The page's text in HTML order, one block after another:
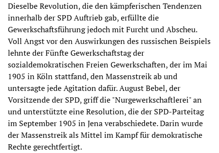
Dieselbe Revolution, die den kämpferischen Tendenzen
innerhalb der SPD Auftrieb gab, erfüllte die
Gewerkschaftsführung jedoch mit Furcht und Abscheu.
Voll Angst vor den Auswirkungen des russischen Beispiels
lehnte der Fünfte Gewerkschaftstag der
sozialdemokratischen Freien Gewerkschaften, der im Mai
1905 in Köln stattfand, den Massenstreik ab und
untersagte jede Agitation dafür. August Bebel, der
Vorsitzende der SPD, griff die "Nurgewerkschaftlerei" an
und unterstützte eine Resolution, die der SPD-Parteitag
im September 1905 in Jena verabschiedete. Darin wurde
der Massenstreik als Mittel im Kampf für demokratische
Rechte gerechtfertigt.